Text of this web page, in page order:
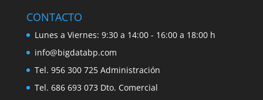
CONTACTO
Lunes a Viernes: 9:30 a 14:00 - 16:00 a 18:00 h
info@bigdatabp.com
Tel. 956 300 725 Administración
Tel. 686 693 073 Dto. Comercial